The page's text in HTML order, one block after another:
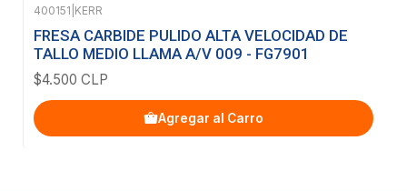
400151 KERR
FRESA CARBIDE PULIDO ALTA VELOCIDAD DE
TALLO MEDIO LLAMA A/V 009 - FG7901
$4.500 CLP
Agregar al Carro